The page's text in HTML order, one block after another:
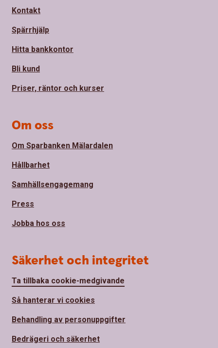
Kontakt
Spärrhjälp
Hitta bankkontor
Bli kund
Priser, räntor och kurser
Om oss
Om Sparbanken Mälardalen
Hållbarhet
Samhällsengagemang
Press
Jobba hos oss
Säkerhet och integritet
Ta tillbaka cookie-medgivande
Så hanterar vi cookies
Behandling av personuppgifter
Bedrägeri och säkerhet